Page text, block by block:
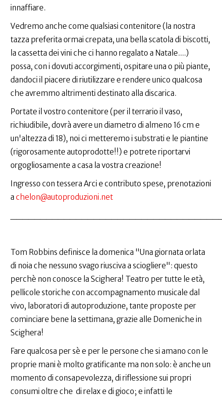
innaffiare.
Vedremo anche come qualsiasi contenitore (la nostra
tazza preferita ormai crepata, una bella scatola di biscotti,
la cassetta dei vini che ci hanno regalato a Natale....)
possa, con i dovuti accorgimenti, ospitare una o più piante,
dandoci il piacere di riutilizzare e rendere unico qualcosa
che avremmo altrimenti destinato alla discarica.
Portate il vostro contenitore (per il terrario il vaso,
richiudibile, dovrà avere un diametro di almeno 16 cm e
un'altezza di 18), noi ci metteremo i substrati e le piantine
(rigorosamente autoprodotte!!) e potrete riportarvi
orgogliosamente a casa la vostra creazione!
Ingresso con tessera Arci e contributo spese, prenotazioni
a chelon@autoproduzioni.net
Tom Robbins definisce la domenica "Una giornata orlata
di noia che nessuno svago riusciva a sciogliere": questo
perchè non conosce la Scighera! Teatro per tutte le età,
pellicole storiche con accompagnamento musicale dal
vivo, laboratori di autoproduzione, tante proposte per
cominciare bene la settimana, grazie alle Domeniche in
Scighera!
Fare qualcosa per sè e per le persone che si amano con le
proprie mani è molto gratificante ma non solo: è anche un
momento di consapevolezza, di riflessione sui propri
consumi oltre che di relax e di gioco; e infatti le